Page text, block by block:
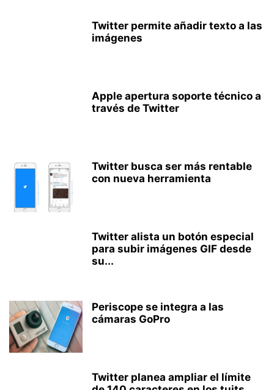
Twitter permite añadir texto a las
imágenes
Apple apertura soporte técnico a
través de Twitter
Twitter busca ser más rentable
con nueva herramienta
Twitter alista un botón especial
para subir imágenes GIF desde
su...
Periscope se integra a las
cámaras GoPro
Twitter planea ampliar el límite